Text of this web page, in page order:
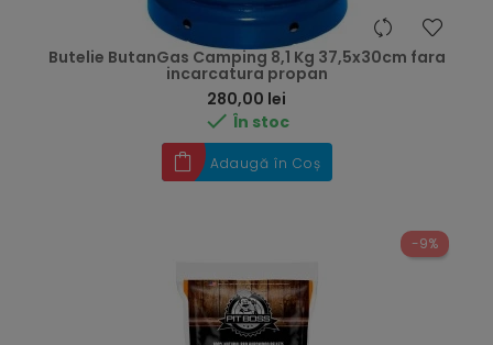
Butelie ButanGas Camping 8,1 Kg 37,5x30cm fara
incarcatura propan
280,00 lei
 În stoc
Adaugă în Coș
-9%